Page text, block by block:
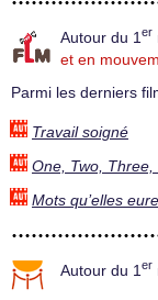
Autour du 1 er
et en
Parmi les derniers
Travail soigné
One, Two, Three,
Mots qu’elles
Autour du 1 er